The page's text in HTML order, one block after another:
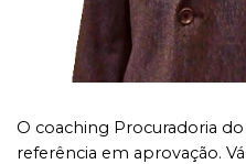
O coaching Procuradoria
referência em aprovação.